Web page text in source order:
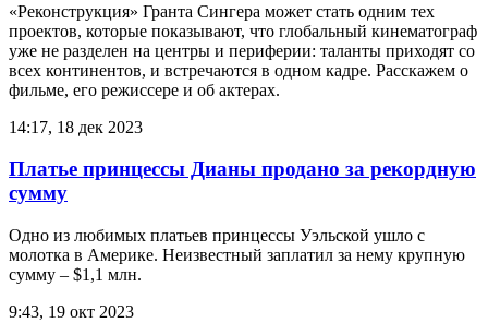
«Реконструкция» Гранта Сингера может стать одним тех
проектов, которые показывают, что глобальный кинематограф
уже не разделен на центры и периферии: таланты приходят со
всех континентов, и встречаются в одном кадре. Расскажем о
фильме, его режиссере и об актерах.
14:17, 18 дек 2023
Платье принцессы Дианы продано за рекордную
сумму
Одно из любимых платьев принцессы Уэльской ушло с
молотка в Америке. Неизвестный заплатил за нему крупную
сумму – $1,1 млн.
9:43, 19 окт 2023